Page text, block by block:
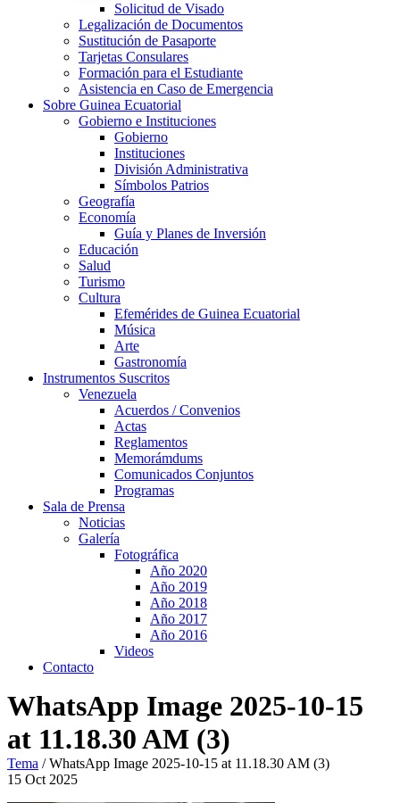
Solicitud de Visado
Legalización de Documentos
Sustitución de Pasaporte
Tarjetas Consulares
Formación para el Estudiante
Asistencia en Caso de Emergencia
Sobre Guinea Ecuatorial
Gobierno e Instituciones
Gobierno
Instituciones
División Administrativa
Símbolos Patrios
Geografía
Economía
Guía y Planes de Inversión
Educación
Salud
Turismo
Cultura
Efemérides de Guinea Ecuatorial
Música
Arte
Gastronomía
Instrumentos Suscritos
Venezuela
Acuerdos / Convenios
Actas
Reglamentos
Memorámdums
Comunicados Conjuntos
Programas
Sala de Prensa
Noticias
Galería
Fotográfica
Año 2020
Año 2019
Año 2018
Año 2017
Año 2016
Videos
Contacto
WhatsApp Image 2025-10-15
at 11.18.30 AM (3)
Tema /WhatsApp Image 2025-10-15 at 11.18.30 AM (3)
15 Oct 2025